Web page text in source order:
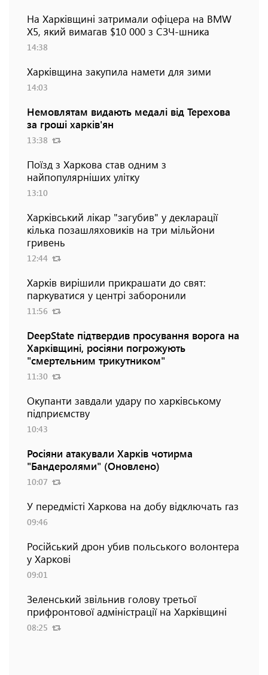
На Харківщині затримали офіцера на BMW
Х5, який вимагав $10 000 з СЗЧ-шника
14:38
Харківщина закупила намети для зими
14:03
Немовлятам видають медалі від Терехова
за гроші харків'ян
13:38
Поїзд з Харкова став одним з
найпопулярніших улітку
13:10
Харківський лікар "загубив" у декларації
кілька позашляховиків на три мільйони
гривень
12:44
Харків вирішили прикрашати до свят:
паркуватися у центрі заборонили
11:56
DeepState підтвердив просування ворога на
Харківщині, росіяни погрожують
"смертельним трикутником"
11:30
Окупанти завдали удару по харківському
підприємству
10:43
Росіяни атакували Харків чотирма
"Бандеролями" (Оновлено)
10:07
У передмісті Харкова на добу відключать газ
09:46
Російський дрон убив польського волонтера
у Харкові
09:01
Зеленський звільнив голову третьої
прифронтової адміністрації на Харківщині
08:25